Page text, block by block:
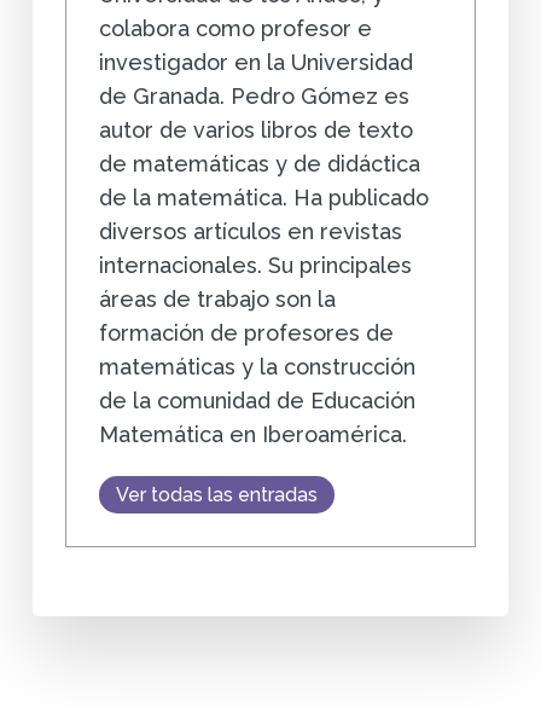
colabora como profesor e
investigador en la Universidad
de Granada. Pedro Gómez es
autor de varios libros de texto
de matemáticas y de didáctica
de la matemática. Ha publicado
diversos artículos en revistas
internacionales. Su principales
áreas de trabajo son la
formación de profesores de
matemáticas y la construcción
de la comunidad de Educación
Matemática en Iberoamérica.
Ver todas las entradas